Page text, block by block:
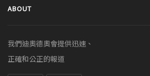
ABOUT
我們迪奧德奧會提供迅速、
正確和公正的報道